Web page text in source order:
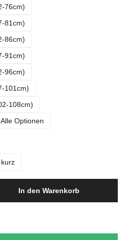
76cm)
81cm)
86cm)
91cm)
96cm)
101cm)
108cm)
Optionen
den gewünschten
In den Warenkorb